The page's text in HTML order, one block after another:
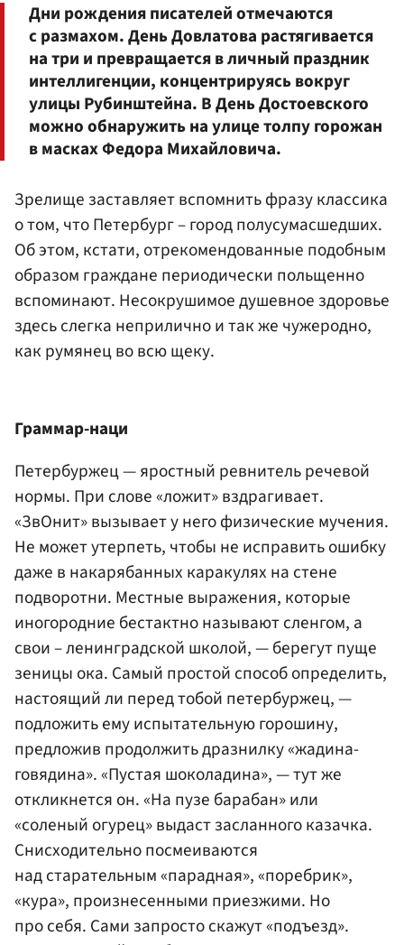
Дни рождения писателей отмечаются
с размахом. День Довлатова растягивается
на три и превращается в личный праздник
интеллигенции, концентрируясь вокруг
улицы Рубинштейна. В День Достоевского
можно обнаружить на улице толпу горожан
в масках Федора Михайловича.
Зрелище заставляет вспомнить фразу классика
о том, что Петербург – город полусумасшедших.
Об этом, кстати, отрекомендованные подобным
образом граждане периодически польщенно
вспоминают. Несокрушимое душевное здоровье
здесь слегка неприлично и так же чужеродно,
как румянец во всю щеку.
Граммар-наци
Петербуржец — яростный ревнитель речевой
нормы. При слове «ложит» вздрагивает.
«ЗвОнит» вызывает у него физические мучения.
Не может утерпеть, чтобы не исправить ошибку
даже в накарябанных каракулях на стене
подворотни. Местные выражения, которые
иногородние бестактно называют сленгом, а
свои – ленинградской школой, — берегут пуще
зеницы ока. Самый простой способ определить,
настоящий ли перед тобой петербуржец, —
подложить ему испытательную горошину,
предложив продолжить дразнилку «жадина-
говядина». «Пустая шоколадина», — тут же
откликнется он. «На пузе барабан» или
«соленый огурец» выдаст засланного казачка.
Снисходительно посмеиваются
над старательным «парадная», «поребрик»,
«кура», произнесенными приезжими. Но
про себя. Сами запросто скажут «подъезд».